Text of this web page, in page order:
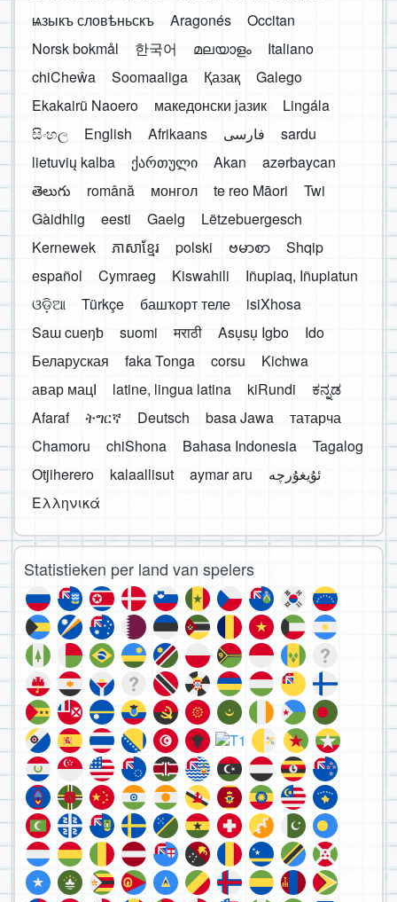
ѩзыкъ словѣньскъ
Aragonés
Occitan
Norsk bokmål
한국어 മലയാളം
Italiano
chiCheŵa
Soomaaliga Қазақ
Galego
Ekakairũ Naoero
македонски јазик
Lingála
සිංහල
English Afrikaans فارسی
sardu
lietuvių kalba
ქართული Akan
azərbaycan
తెలుగు
română монгол te reo Māori
Twi
Gàidhlig
eesti Gaelg
Lëtzebuergesch
Kernewek
ភាសាខ្មែរ polski ဗမာစာ
Shqip
español
Cymraeg Kiswahili
Iñupiaq, Iñupiatun
ଓଡ଼ିଆ
Türkçe башҡорт теле
isiXhosa
Saɯ cueŋƅ
suomi मराठी Asụsụ Igbo
Ido
Беларуская
faka Tonga corsu
Kichwa
авар мацӀ
latine, lingua latina kiRundi
ಕನ್ನಡ
Afaraf
ትግርኛ Deutsch basa Jawa
татарча
Chamoru
chiShona Bahasa Indonesia
Tagalog
Otjiherero
kalaallisut aymar aru
Ελληνικά
Statistieken per land van spelers